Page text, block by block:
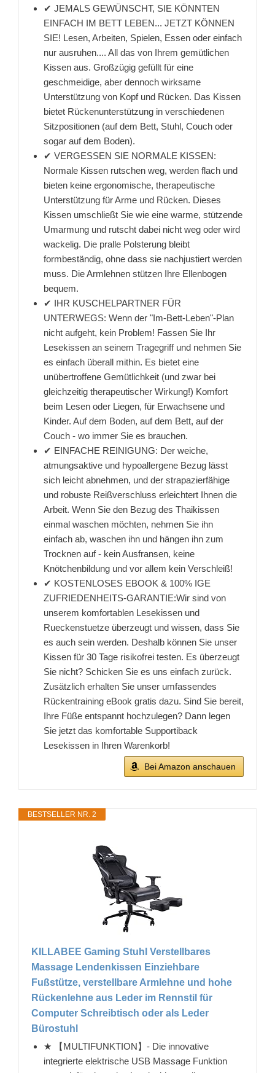
✔ JEMALS GEWÜNSCHT, SIE KÖNNTEN
EINFACH IM BETT LEBEN... JETZT KÖNNEN
SIE! Lesen, Arbeiten, Spielen, Essen oder einfach
nur ausruhen.... All das von Ihrem gemütlichen
Kissen aus. Großzügig gefüllt für eine
geschmeidige, aber dennoch wirksame
Unterstützung von Kopf und Rücken. Das Kissen
bietet Rückenunterstützung in verschiedenen
Sitzpositionen (auf dem Bett, Stuhl, Couch oder
sogar auf dem Boden).
✔ VERGESSEN SIE NORMALE KISSEN:
Normale Kissen rutschen weg, werden flach und
bieten keine ergonomische, therapeutische
Unterstützung für Arme und Rücken. Dieses
Kissen umschließt Sie wie eine warme, stützende
Umarmung und rutscht dabei nicht weg oder wird
wackelig. Die pralle Polsterung bleibt
formbeständig, ohne dass sie nachjustiert werden
muss. Die Armlehnen stützen Ihre Ellenbogen
bequem.
✔ IHR KUSCHELPARTNER FÜR
UNTERWEGS: Wenn der "Im-Bett-Leben"-Plan
nicht aufgeht, kein Problem! Fassen Sie Ihr
Lesekissen an seinem Tragegriff und nehmen Sie
es einfach überall mithin. Es bietet eine
unübertroffene Gemütlichkeit (und zwar bei
gleichzeitig therapeutischer Wirkung!) Komfort
beim Lesen oder Liegen, für Erwachsene und
Kinder. Auf dem Boden, auf dem Bett, auf der
Couch - wo immer Sie es brauchen.
✔ EINFACHE REINIGUNG: Der weiche,
atmungsaktive und hypoallergene Bezug lässt
sich leicht abnehmen, und der strapazierfähige
und robuste Reißverschluss erleichtert Ihnen die
Arbeit. Wenn Sie den Bezug des Thaikissen
einmal waschen möchten, nehmen Sie ihn
einfach ab, waschen ihn und hängen ihn zum
Trocknen auf - kein Ausfransen, keine
Knötchenbildung und vor allem kein Verschleiß!
✔ KOSTENLOSES EBOOK & 100% IGE
ZUFRIEDENHEITS-GARANTIE:Wir sind von
unserem komfortablen Lesekissen und
Rueckenstuetze überzeugt und wissen, dass Sie
es auch sein werden. Deshalb können Sie unser
Kissen für 30 Tage risikofrei testen. Es überzeugt
Sie nicht? Schicken Sie es uns einfach zurück.
Zusätzlich erhalten Sie unser umfassendes
Rückentraining eBook gratis dazu. Sind Sie bereit,
Ihre Füße entspannt hochzulegen? Dann legen
Sie jetzt das komfortable Supportiback
Lesekissen in Ihren Warenkorb!
Bei Amazon anschauen
BESTSELLER NR. 2
KILLABEE Gaming Stuhl Verstellbares
Massage Lendenkissen Einziehbare
Fußstütze, verstellbare Armlehne und hohe
Rückenlehne aus Leder im Rennstil für
Computer Schreibtisch oder als Leder
Bürostuhl
★ 【MULTIFUNKTION】- Die innovative
integrierte elektrische USB Massage Funktion